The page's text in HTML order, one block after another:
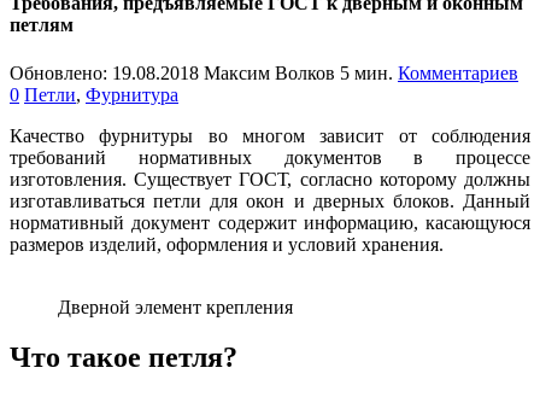
петлям
Обновлено: 19.08.2018 Максим Волков 5 мин. Комментариев
0 Петли, Фурнитура
Качество фурнитуры во многом зависит от соблюдения
требований нормативных документов в процессе
изготовления. Существует ГОСТ, согласно которому должны
изготавливаться петли для окон и дверных блоков. Данный
нормативный документ содержит информацию, касающуюся
размеров изделий, оформления и условий хранения.
Дверной элемент крепления
Что такое петля?